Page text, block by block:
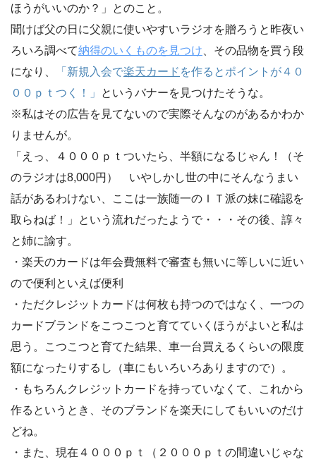
ほうがいいのか？」とのこと。
聞けば父の日に父親に使いやすいラジオを贈ろうと昨夜い
ろいろ調べて納得のいくものを見つけ 、その品物を買う段
になり、
「新規入会で楽天カード を作るとポイントが４０
００ｐｔつく！」
というバナーを見つけたそうな。
※私はその広告を見てないので実際そんなのがあるかわか
りませんが。
「えっ、４０００ｐｔついたら、半額になるじゃん！（そ
のラジオは8,000円） いやしかし世の中にそんなうまい
話があるわけない、ここは一族随一のＩＴ派の妹に確認を
取らねば！」という流れだったようで・・・その後、諄々
と姉に諭す。
・楽天のカードは年会費無料で審査も無いに等しいに近い
ので便利といえば便利
・ただクレジットカードは何枚も持つのではなく、一つの
カードブランドをこつこつと育てていくほうがよいと私は
思う。こつこつと育てた結果、車一台買えるくらいの限度
額になったりするし（車にもいろいろありますので）。
・もちろんクレジットカードを持っていなくて、これから
作るというとき、そのブランドを楽天にしてもいいのだけ
どね。
・また、現在４０００ｐｔ（２０００ｐｔの間違いじゃな